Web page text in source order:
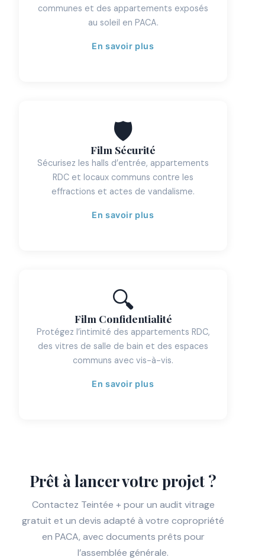
communes et des appartements exposés
au soleil en PACA.
En savoir plus
🛡️
Film Sécurité
Sécurisez les halls d’entrée, appartements
RDC et locaux communs contre les
effractions et actes de vandalisme.
En savoir plus
🔍
Film Confidentialité
Protégez l’intimité des appartements RDC,
des vitres de salle de bain et des espaces
communs avec vis-à-vis.
En savoir plus
Prêt à lancer votre projet ?
Contactez Teintée + pour un audit vitrage
gratuit et un devis adapté à votre copropriété
en PACA, avec documents prêts pour
l’assemblée générale.